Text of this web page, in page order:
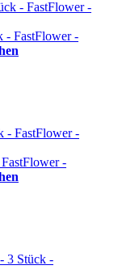
- FastFlower -
-